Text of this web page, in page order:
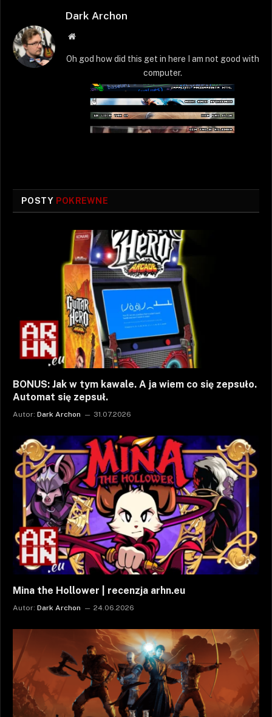
Dark Archon
Strona
Oh god how did this get in here I am not good with
computer.
POSTY POKREWNE
BONUS: Jak w tym kawale. A ja wiem co się zepsuło.
Automat się zepsuł.
Autor: Dark Archon 31.07.2026
Mina the Hollower | recenzja arhn.eu
Autor: Dark Archon 24.06.2026